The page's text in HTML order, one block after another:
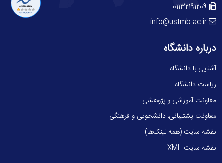
01132191209
info@ustmb.ac.ir
درباره دانشگاه
آشنایی با دانشگاه
ریاست دانشگاه
معاونت آموزشی و پژوهشی
معاونت پشتیبانی، دانشجویی و فرهنگی
نقشه سایت (همه لینک‌ها)
نقشه سایت XML